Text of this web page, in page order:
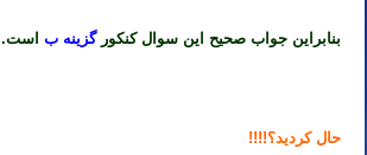
بنابراین جواب صحیح این سوال کنکورگزینه ب است.
حال کردید؟!!!!